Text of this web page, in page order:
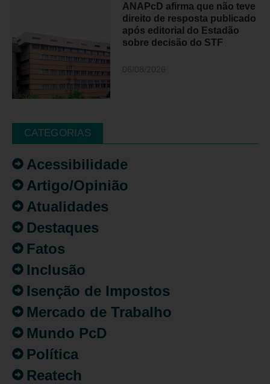
ANAPcD afirma que não teve
direito de resposta publicado
após editorial do Estadão
sobre decisão do STF
CATEGORIAS
Acessibilidade
Artigo/Opinião
Atualidades
Destaques
Fatos
Inclusão
Isenção de Impostos
Mercado de Trabalho
Mundo PcD
Política
Reatech